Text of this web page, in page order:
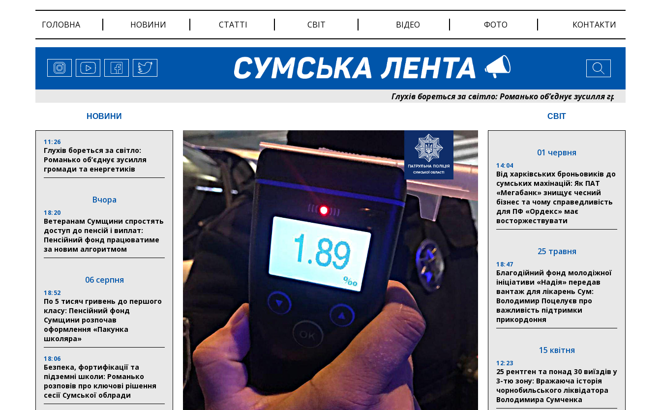
ГОЛОВНА НОВИНИ СТАТТІ СВІТ ВІДЕО ФОТО КОНТАКТИ
Глухів бореться за світло: Романько об’єднує зусилля громади та
НОВИНИ
11:26
Глухів бореться за світло:
Романько об’єднує зусилля
громади та енергетиків
Вчора
18:20
Ветеранам Сумщини спростять
доступ до пенсій і виплат:
Пенсійний фонд працюватиме
за новим алгоритмом
06 серпня
18:52
По 5 тисяч гривень до першого
класу: Пенсійний фонд
Сумщини розпочав
оформлення «Пакунка
школяра»
18:06
Безпека, фортифікації та
підземні школи: Романько
розповів про ключові рішення
сесії Сумської облради
СВІТ
01 червня
14:04
Від харківських броньовиків до
сумських махінацій: Як ПАТ
«Мегабанк» знищує чесний
бізнес та чому справедливість
для ПФ «Ордекс» має
восторжествувати
25 травня
18:47
Благодійний фонд молодіжної
ініціативи «Надія» передав
вантаж для лікарень Сум:
Володимир Поцелуєв про
важливість підтримки
прикордоння
15 квітня
12:23
25 рентген та понад 30 виїздів у
3-тю зону: Вражаюча історія
чорнобильського ліквідатора
Володимира Сумченка